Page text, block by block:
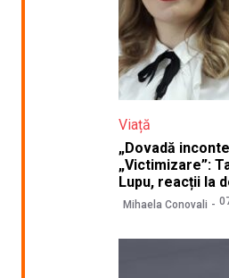
Viață
„Dovadă
„Victimizare”:
Lupu, reacții la
Mihaela Conovali